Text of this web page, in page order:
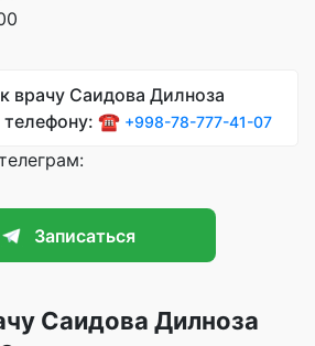
врачу Саидова Дилноза
телефону: ☎️ +998-78-777-41-07
Записаться
Саидова Дилноза